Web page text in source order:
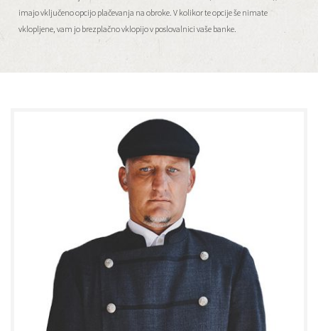
imajo vključeno opcijo plačevanja na obroke. V kolikor te opcije še nimate
vklopljene, vam jo brezplačno vklopijo v poslovalnici vaše banke.